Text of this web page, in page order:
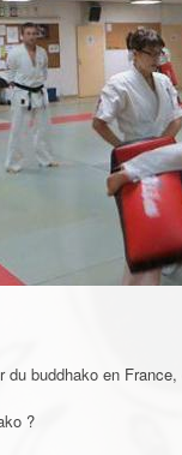
du buddhako en
?